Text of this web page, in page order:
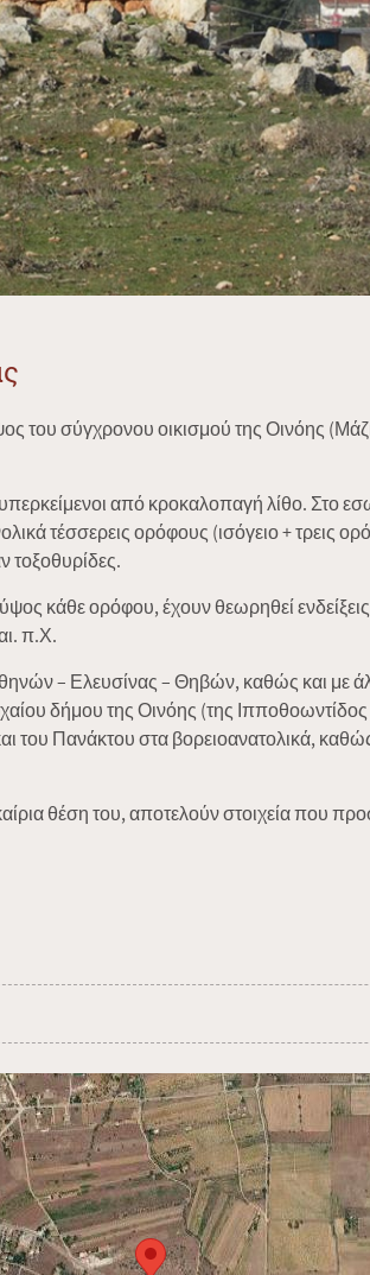
σύγχρονου οικισμού της Οινόης
από κροκαλοπαγή λίθο. Στο
τέσσερεις ορόφους (ισόγειο + τρεις
τοξοθυρίδες.
κάθε ορόφου, έχουν θεωρηθεί
π.Χ.
– Ελευσίνας – Θηβών, καθώς και με
δήμου της Οινόης (της
του Πανάκτου στα βορειοανατολικά,
θέση του, αποτελούν στοιχεία που